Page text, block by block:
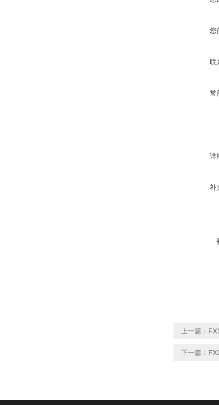
您
联
常
详
补
上一篇：
下一篇：